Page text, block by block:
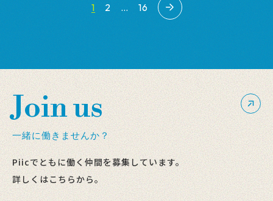
1 2 … 16
Join us
一緒に働きませんか？
Piicでともに働く仲間を募集しています。
詳しくはこちらから。